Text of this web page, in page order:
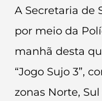
A Secretaria de
por meio da
manhã desta
“Jogo Sujo 3”,
zonas Norte,